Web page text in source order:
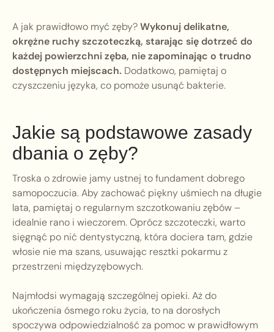
A jak prawidłowo myć zęby?Wykonuj delikatne,
okrężne ruchy szczoteczką, starając się dotrzeć do
każdej powierzchni zęba, nie zapominając o trudno
dostępnych miejscach. Dodatkowo, pamiętaj o
czyszczeniu języka, co pomoże usunąć bakterie.
Jakie są podstawowe zasady
dbania o zęby?
Troska o zdrowie jamy ustnej to fundament dobrego
samopoczucia. Aby zachować piękny uśmiech na długie
lata, pamiętaj o regularnym szczotkowaniu zębów –
idealnie rano i wieczorem. Oprócz szczoteczki, warto
sięgnąć po nić dentystyczną, która dociera tam, gdzie
włosie nie ma szans, usuwając resztki pokarmu z
przestrzeni międzyzębowych.
Najmłodsi wymagają szczególnej opieki. Aż do
ukończenia ósmego roku życia, to na dorosłych
spoczywa odpowiedzialność za pomoc w prawidłowym